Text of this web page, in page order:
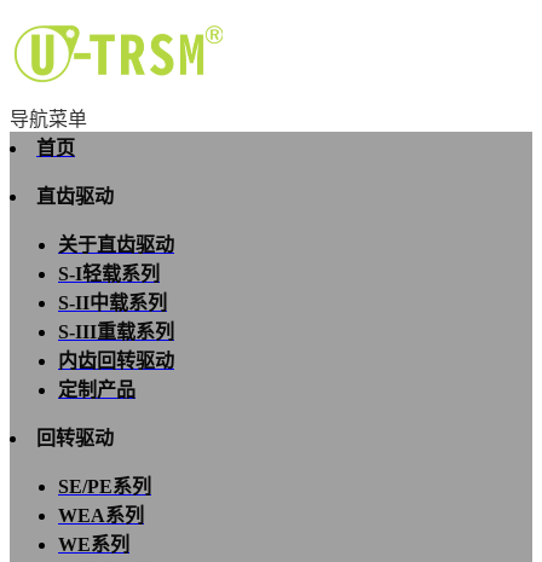
导航菜单
首页
直齿驱动
关于直齿驱动
S-I轻载系列
S-II中载系列
S-III重载系列
内齿回转驱动
定制产品
回转驱动
SE/PE系列
WEA系列
WE系列